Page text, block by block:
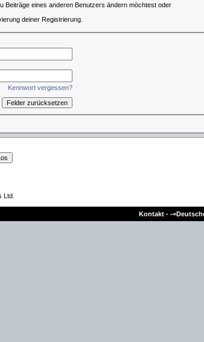
Beiträge eines anderen Benutzers ändern möchtest oder
deiner Registrierung.
Kennwort vergessen?
Ltd.
Kontakt - -